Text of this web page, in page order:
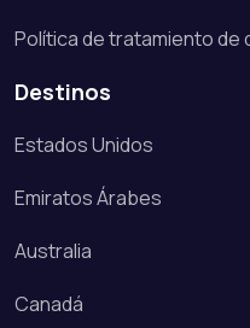
Política de tratamiento de
Destinos
Estados Unidos
Emiratos Árabes
Australia
Canadá